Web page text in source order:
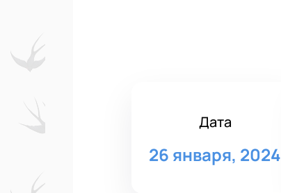
Дата
26 января, 2024